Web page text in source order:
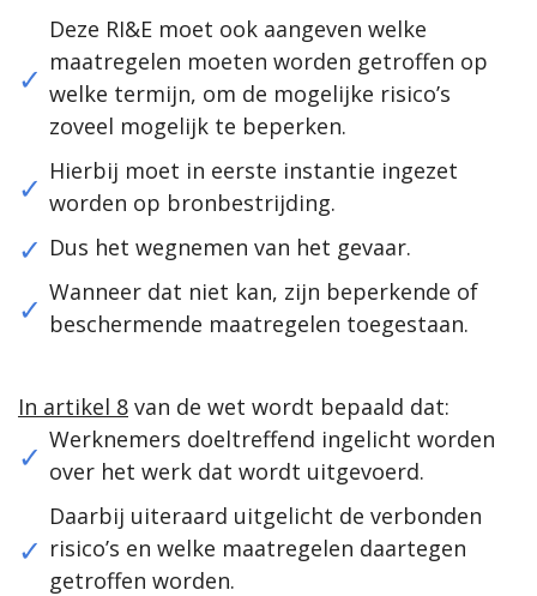
Deze RI&E moet ook aangeven welke
maatregelen moeten worden getroffen op
welke termijn, om de mogelijke risico’s
zoveel mogelijk te beperken.
Hierbij moet in eerste instantie ingezet
worden op bronbestrijding.
Dus het wegnemen van het gevaar.
Wanneer dat niet kan, zijn beperkende of
beschermende maatregelen toegestaan.
In artikel 8 van de wet wordt bepaald dat:
Werknemers doeltreffend ingelicht worden
over het werk dat wordt uitgevoerd.
Daarbij uiteraard uitgelicht de verbonden
risico’s en welke maatregelen daartegen
getroffen worden.